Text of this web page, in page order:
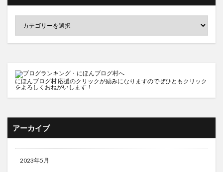
にほんブログ村 応援のクリックが励みになりますのでぜひともクリック
をよろしくおねがいします！
アーカイブ
2023年5月